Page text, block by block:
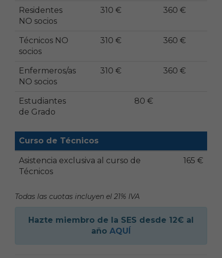
Residentes
NO socios
310 € 360 €
Técnicos NO
socios
310 € 360 €
Enfermeros/as
NO socios
310 € 360 €
Estudiantes
de Grado
80 €
Curso de Técnicos
Asistencia exclusiva al curso de
Técnicos
165 €
Todas las cuotas incluyen el 21% IVA
Hazte miembro de la SES desde 12€ al
año AQUÍ